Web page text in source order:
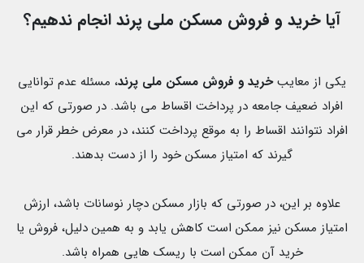
آیا خرید و فروش مسکن ملی پرند انجام ندهیم؟
یکی از معایبخرید و فروش مسکن ملی پرند، مسئله عدم توانایی
افراد ضعیف جامعه در پرداخت اقساط می باشد. در صورتی که این
افراد نتوانند اقساط را به موقع پرداخت کنند، در معرض خطر قرار می
گیرند که امتیاز مسکن خود را از دست بدهند.
علاوه بر این، در صورتی که بازار مسکن دچار نوسانات باشد، ارزش
امتیاز مسکن نیز ممکن است کاهش یابد و به همین دلیل، فروش یا
خرید آن ممکن است با ریسک هایی همراه باشد.